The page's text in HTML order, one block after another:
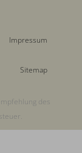
Impressum
Sitemap
des